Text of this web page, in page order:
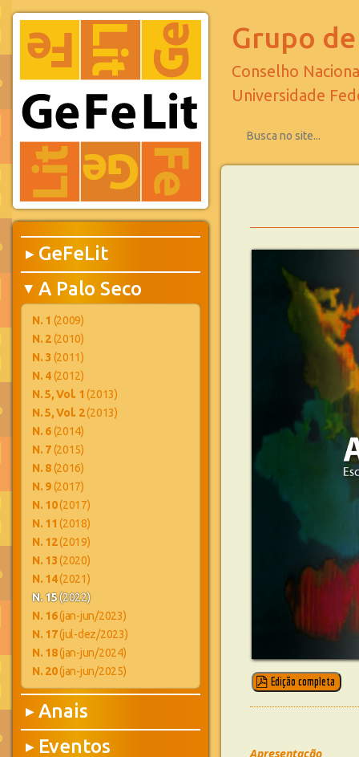
▶ GeFeLit
▶ A Palo Seco
N. 1 (2009)
N. 2(2010)
N. 3 (2011)
N. 4(2012)
N. 5, Vol. 1 (2013)
N. 5, Vol. 2(2013)
N. 6(2014)
N. 7(2015)
N. 8(2016)
N. 9(2017)
N. 10(2017)
N. 11 (2018)
N. 12(2019)
N. 13(2020)
N. 14(2021)
N. 15(2022)
N. 16(jan-jun/2023)
N. 17(jul-dez/2023)
N. 18(jan-jun/2024)
N. 20(jan-jun/2025)
▶ Anais
▶ Eventos
Grupo
Conselho
Universidade
Edição completa
Apresentação